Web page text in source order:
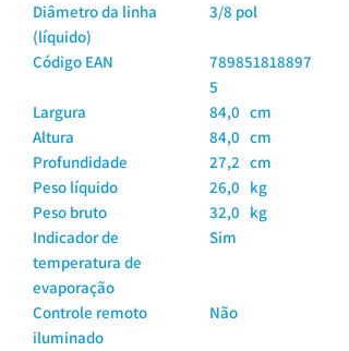
Diâmetro da linha
(líquido)
3/8 pol
Código EAN
789851818897
5
Largura
84,0 cm
Altura
84,0 cm
Profundidade
27,2 cm
Peso líquido
26,0 kg
Peso bruto
32,0 kg
Indicador de
temperatura de
evaporação
Sim
Controle remoto
iluminado
Não